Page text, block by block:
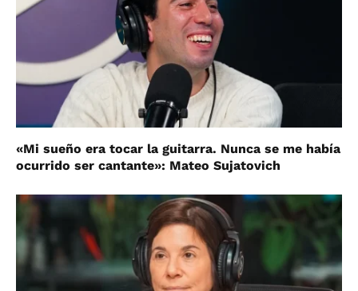
«Mi sueño era tocar la guitarra. Nunca se me había
ocurrido ser cantante»: Mateo Sujatovich